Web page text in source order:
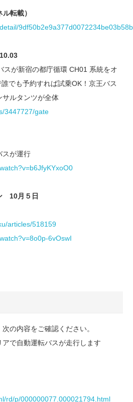
転載）
スが新宿の都庁循環 CH01 系統をオ
でも予約すれば試乗OK！京王バス
サルタンツが全体
3447727/gate
スが運行
10月５日
articles/518159
6vOswI
の内容をご確認ください。
で自動運転バスが走行します
rd/p/000000077.000021794.html